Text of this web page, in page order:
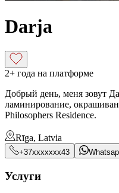
Darja
2+ года на платформе
Добрый день, меня зовут
ламинирование,
Philosophers Residence.
Rīga, Latvia
+37xxxxxxx43
Услуги